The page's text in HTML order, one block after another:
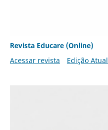
Revista Educare (Online)
Acessar revista
Edição Atual